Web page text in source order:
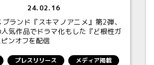
24.02.16
ブランド『スキマノアニメ』第2弾、
気作品でドラマ化もした『ど根性ガ
ンオフを配信
プレスリリース メディア掲載